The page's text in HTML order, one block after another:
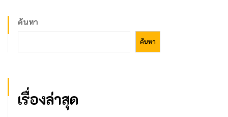
ค้นหา
ค้นหา
เรื่องล่าสุด